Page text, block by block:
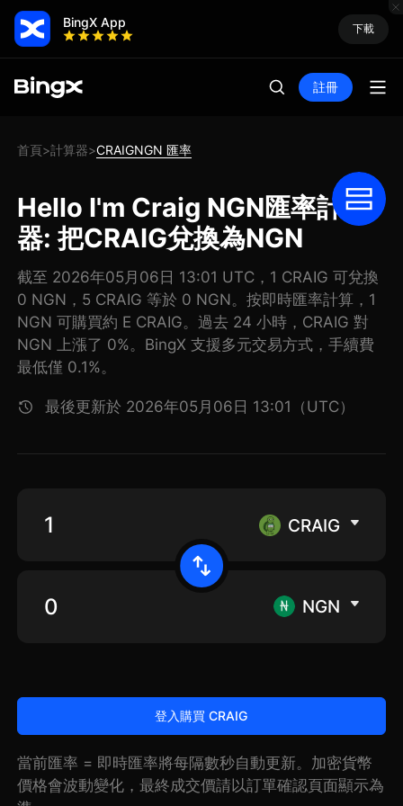
BingX App 下載
註冊
首頁>計算器>CRAIGNGN 匯率
Hello I'm Craig NGN匯率計算
器: 把CRAIG兌換為NGN
截至 2026年05月06日 13:01 UTC，1 CRAIG 可兌換
0 NGN，5 CRAIG 等於 0 NGN。按即時匯率計算，1
NGN 可購買約 E CRAIG。過去 24 小時，CRAIG 對
NGN 上漲了 0%。BingX 支援多元交易方式，手續費
最低僅 0.1%。
最後更新於 2026年05月06日 13:01（UTC）
CRAIG
NGN
登入購買 CRAIG
當前匯率 = 即時匯率將每隔數秒自動更新。加密貨幣
價格會波動變化，最終成交價請以訂單確認頁面顯示為